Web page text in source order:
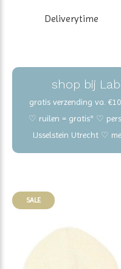
Deliverytime
shop bij
gratis verzending va.
♡ ruilen = gratis* ♡
IJsselstein Utrecht ♡
SALE